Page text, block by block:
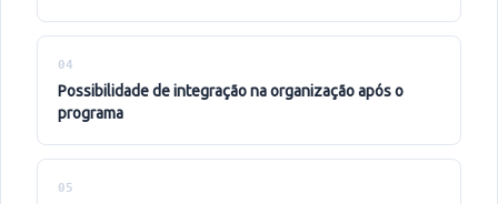
04
possibilidade de integração na organização após o
programa
05